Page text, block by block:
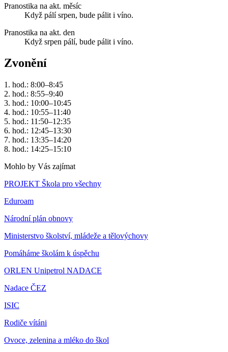
Pranostika na akt. měsíc
Když pálí srpen, bude pálit i víno.
Pranostika na akt. den
Když srpen pálí, bude pálit i víno.
Zvonění
1. hod.: 8:00–8:45
2. hod.: 8:55–9:40
3. hod.: 10:00–10:45
4. hod.: 10:55–11:40
5. hod.: 11:50–12:35
6. hod.: 12:45–13:30
7. hod.: 13:35–14:20
8. hod.: 14:25–15:10
Mohlo by Vás zajímat
PROJEKT Škola pro všechny
Eduroam
Národní plán obnovy
Ministerstvo školství, mládeže a tělovýchovy
Pomáháme školám k úspěchu
ORLEN Unipetrol NADACE
Nadace ČEZ
ISIC
Rodiče vítáni
Ovoce, zelenina a mléko do škol